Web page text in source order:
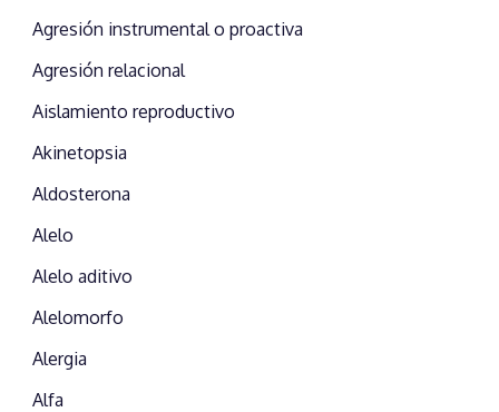
Agresión instrumental o proactiva
Agresión relacional
Aislamiento reproductivo
Akinetopsia
Aldosterona
Alelo
Alelo aditivo
Alelomorfo
Alergia
Alfa